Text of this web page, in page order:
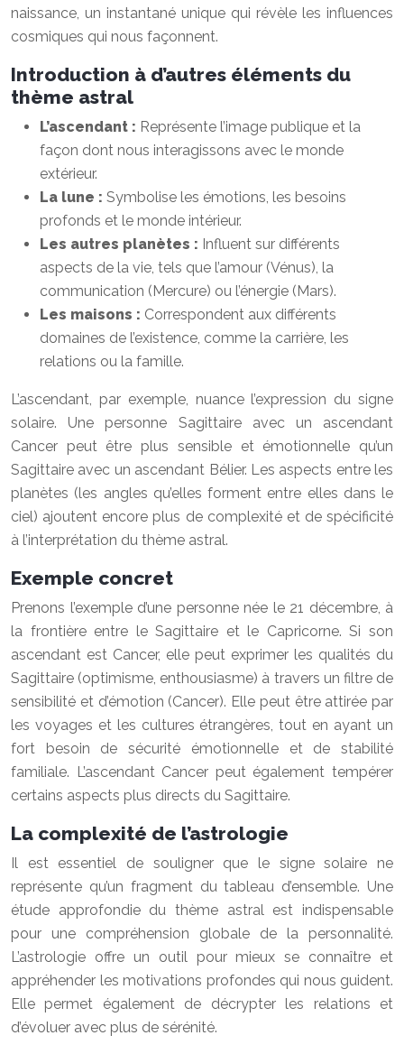
naissance, un instantané unique qui révèle les influences
cosmiques qui nous façonnent.
Introduction à d’autres éléments du
thème astral
L’ascendant : Représente l’image publique et la
façon dont nous interagissons avec le monde
extérieur.
La lune : Symbolise les émotions, les besoins
profonds et le monde intérieur.
Les autres planètes : Influent sur différents
aspects de la vie, tels que l’amour (Vénus), la
communication (Mercure) ou l’énergie (Mars).
Les maisons : Correspondent aux différents
domaines de l’existence, comme la carrière, les
relations ou la famille.
L’ascendant, par exemple, nuance l’expression du signe
solaire. Une personne Sagittaire avec un ascendant
Cancer peut être plus sensible et émotionnelle qu’un
Sagittaire avec un ascendant Bélier. Les aspects entre les
planètes (les angles qu’elles forment entre elles dans le
ciel) ajoutent encore plus de complexité et de spécificité
à l’interprétation du thème astral.
Exemple concret
Prenons l’exemple d’une personne née le 21 décembre, à
la frontière entre le Sagittaire et le Capricorne. Si son
ascendant est Cancer, elle peut exprimer les qualités du
Sagittaire (optimisme, enthousiasme) à travers un filtre de
sensibilité et d’émotion (Cancer). Elle peut être attirée par
les voyages et les cultures étrangères, tout en ayant un
fort besoin de sécurité émotionnelle et de stabilité
familiale. L’ascendant Cancer peut également tempérer
certains aspects plus directs du Sagittaire.
La complexité de l’astrologie
Il est essentiel de souligner que le signe solaire ne
représente qu’un fragment du tableau d’ensemble. Une
étude approfondie du thème astral est indispensable
pour une compréhension globale de la personnalité.
L’astrologie offre un outil pour mieux se connaître et
appréhender les motivations profondes qui nous guident.
Elle permet également de décrypter les relations et
d’évoluer avec plus de sérénité.